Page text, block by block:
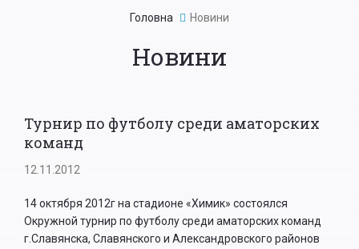
Головна Новини
Новини
Турнир по футболу среди аматорских
команд
12.11.2012
14 октября 2012г на стадионе «Химик» состоялся
Окружной турнир по футболу среди аматорских команд
г.Славянска, Славянского и Александровского районов